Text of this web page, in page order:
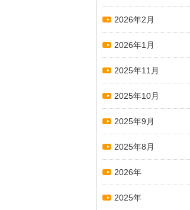
2026年2月
2026年1月
2025年11月
2025年10月
2025年9月
2025年8月
2026年
2025年